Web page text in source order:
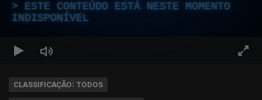
ESTE CONTEÚDO ESTÁ NESTE MOMENTO
INDISPONÍVEL
CLASSIFICAÇÃO: TODOS